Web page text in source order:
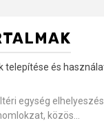
telepítése és
egység
közös...